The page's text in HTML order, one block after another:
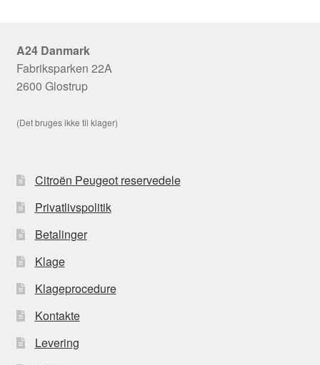
A24 Danmark
Fabriksparken 22A
2600 Glostrup
(Det bruges ikke til klager)
Citroën Peugeot reservedele
Privatlivspolitik
Betalinger
Klage
Klageprocedure
Kontakte
Levering